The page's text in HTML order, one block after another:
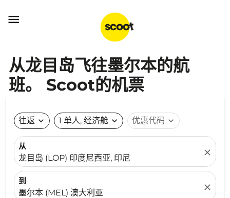

从龙目岛飞往墨尔本的航
班。 Scoot的机票
往返 expand_more 1 单人, 经济舱 expand_more 优惠代码 expand_more
从
龙目岛 (LOP) 印度尼西亚, 印尼
close
到
墨尔本 (MEL) 澳大利亚
close